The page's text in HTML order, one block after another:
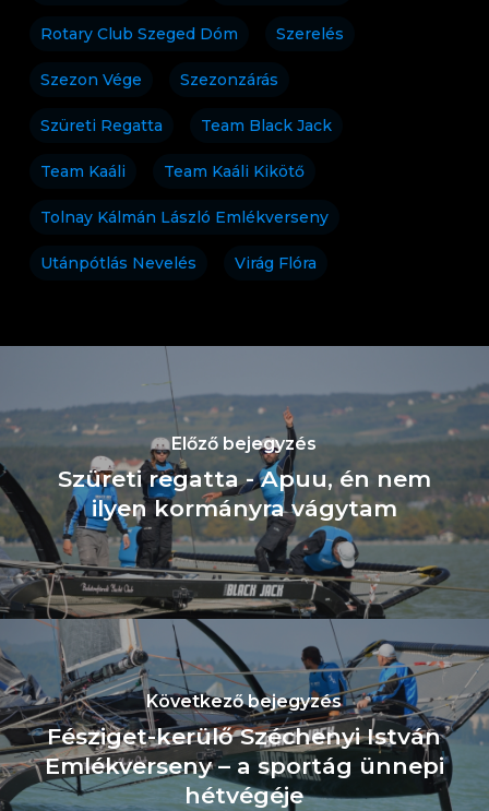
Rotary Club Szeged Dóm Szerelés
Szezon Vége Szezonzárás
Szüreti Regatta Team Black Jack
Team Kaáli Team Kaáli Kikötő
Tolnay Kálmán László Emlékverseny
Utánpótlás Nevelés Virág Flóra
Előző bejegyzés
Szüreti regatta - Apuu, én nem
ilyen kormányra vágytam
Következő bejegyzés
Fésziget-kerülő Széchenyi István
Emlékverseny – a sportág ünnepi
hétvégéje